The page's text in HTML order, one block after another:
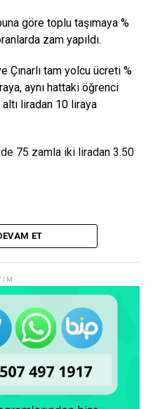
göre toplu taşımaya %
zam yapıldı.
Çınarlı tam yolcu ücreti %
aynı hattaki öğrenci
liradan 10 liraya
75 zamla iki liradan 3.50
ET